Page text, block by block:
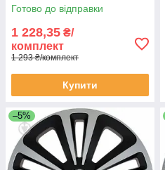
Готово до відправки
1 228,35 ₴/
комплект
1 293 ₴/комплект
Купити
–5%